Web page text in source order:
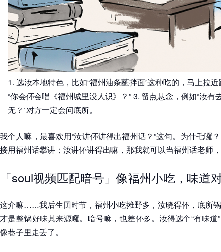
1. 选汝本地特色，比如“福州油条蘸拌面”这种吃的，马上拉
“你会伓会唱《福州城里没人识》？” 3. 留点悬念，例如“汝有
无？”对方一定会问底所。
我个人嘛，最喜欢用“汝讲伓讲得出福州话？”这句。为什乇囉
接用福州话攀讲；汝讲伓讲得出嘛，那我就可以当福州话老师
「soul视频匹配暗号」像福州小吃，味道
这介嘛……我后生囝时节，福州小吃摊野多，汝晓得伓，底所
才是整锅好味其来源囉。暗号嘛，也差伓多。汝得选个“有味
像巷子里走丢了。